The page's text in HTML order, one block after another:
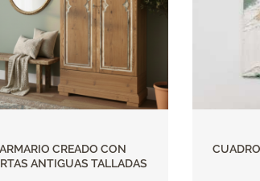
CREADO CON
ANTIGUAS TALLADAS